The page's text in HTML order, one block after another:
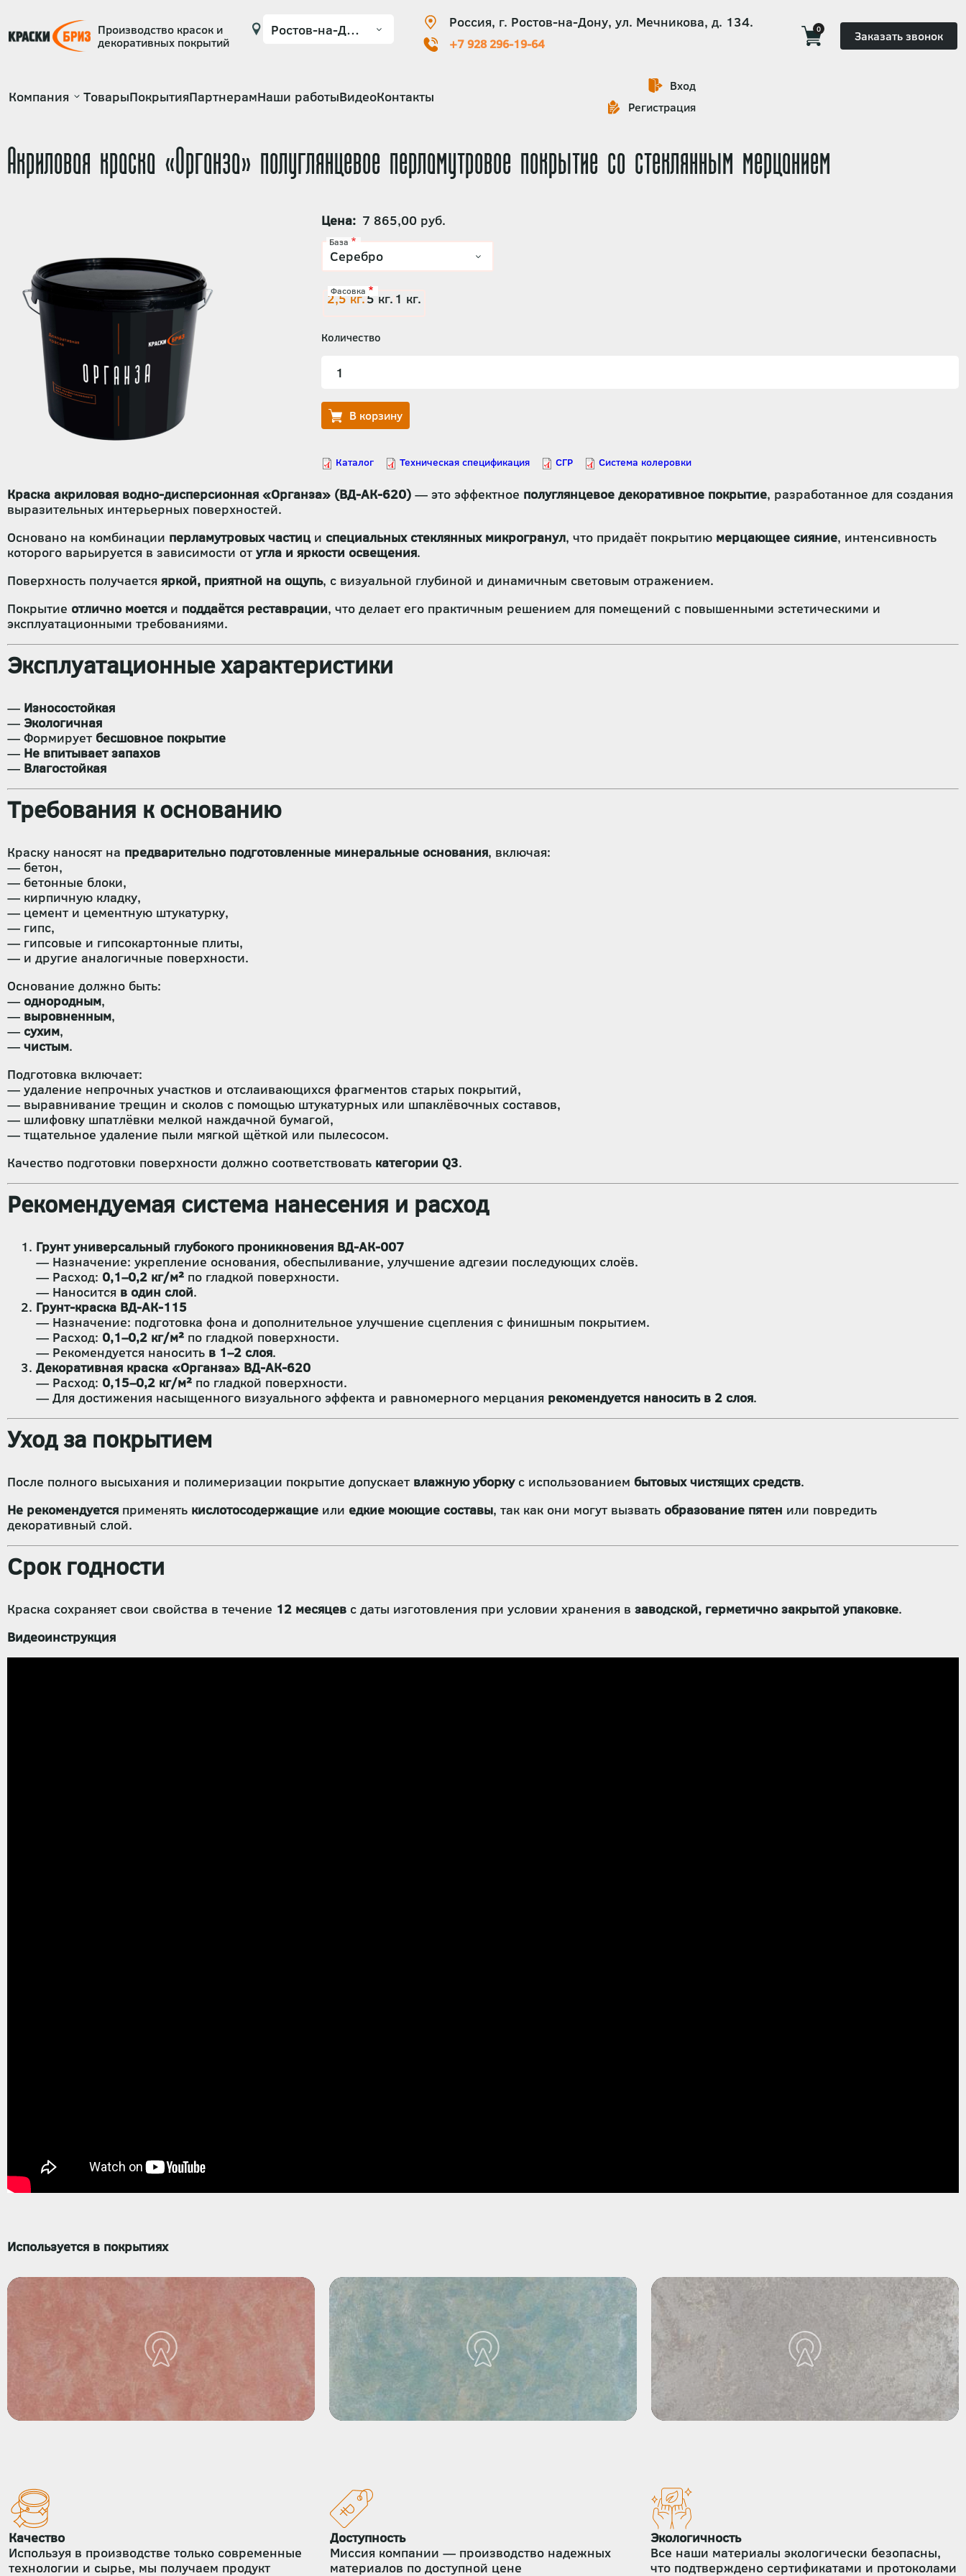
Производство красок и
декоративных покрытий
Россия, г. Ростов-на-Дону, ул. Мечникова, д. 134.
+7 928 296-19-64
0 Заказать звонок
Основная
Компания ТоварыПокрытияПартнерамНаши работыВидеоКонтакты
Вход
Регистрация
Акриловая краска «Органза» полуглянцевое перламутровое покрытие со стеклянным мерцанием
Цена 7 865,00 руб.
База
Фасовка
2,5 кг.5 кг. 1 кг.
Количество
Краска акриловая водно-дисперсионная «Органза» (ВД-АК-620) — это эффектное полуглянцевое декоративное покрытие, разработанное для создания
выразительных интерьерных поверхностей.
Основано на комбинации перламутровых частици специальных стеклянных микрогранул, что придаёт покрытию мерцающее сияние, интенсивность
которого варьируется в зависимости отугла и яркости освещения.
Поверхность получается яркой, приятной на ощупь, с визуальной глубиной и динамичным световым отражением.
Покрытие отлично моется и поддаётся реставрации, что делает его практичным решением для помещений с повышенными эстетическими и
эксплуатационными требованиями.
Эксплуатационные характеристики
— Износостойкая
— Экологичная
— Формирует бесшовное покрытие
— Не впитывает запахов
— Влагостойкая
Требования к основанию
Краску наносят на предварительно подготовленные минеральные основания, включая:
— бетон,
— бетонные блоки,
— кирпичную кладку,
— цемент и цементную штукатурку,
— гипс,
— гипсовые и гипсокартонные плиты,
— и другие аналогичные поверхности.
Основание должно быть:
— однородным,
— выровненным,
— сухим,
— чистым.
Подготовка включает:
— удаление непрочных участков и отслаивающихся фрагментов старых покрытий,
— выравнивание трещин и сколов с помощью штукатурных или шпаклёвочных составов,
— шлифовку шпатлёвки мелкой наждачной бумагой,
— тщательное удаление пыли мягкой щёткой или пылесосом.
Качество подготовки поверхности должно соответствовать категории Q3.
Рекомендуемая система нанесения и расход
Грунт универсальный глубокого проникновения ВД-АК-007
— Назначение: укрепление основания, обеспыливание, улучшение адгезии последующих слоёв.
— Расход: 0,1–0,2 кг/м² по гладкой поверхности.
— Наносится в один слой.
Грунт-краска ВД-АК-115
— Назначение: подготовка фона и дополнительное улучшение сцепления с финишным покрытием.
— Расход: 0,1–0,2 кг/м² по гладкой поверхности.
— Рекомендуется наносить в 1–2 слоя.
Декоративная краска «Органза» ВД-АК-620
— Расход: 0,15–0,2 кг/м² по гладкой поверхности.
— Для достижения насыщенного визуального эффекта и равномерного мерцания рекомендуется наносить в 2 слоя.
Уход за покрытием
После полного высыхания и полимеризации покрытие допускает влажную уборкус использованием бытовых чистящих средств.
Не рекомендуется применять кислотосодержащие или едкие моющие составы, так как они могут вызвать образование пятен или повредить
декоративный слой.
Срок годности
Краска сохраняет свои свойства в течение 12 месяцев с даты изготовления при условии хранения в заводской, герметично закрытой упаковке.
Видеоинструкция
Используется в покрытиях
Качество
Используя в производстве только современные
технологии и сырье, мы получаем продукт
Доступность
Миссия компании — производство надежных
материалов по доступной цене
Экологичность
Все наши материалы экологически безопасны,
что подтверждено сертификатами и протоколами